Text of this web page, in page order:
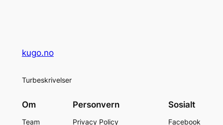
kugo.no
Turbeskrivelser
Om
Team
Personvern
Privacy Policy
Sosialt
Facebook